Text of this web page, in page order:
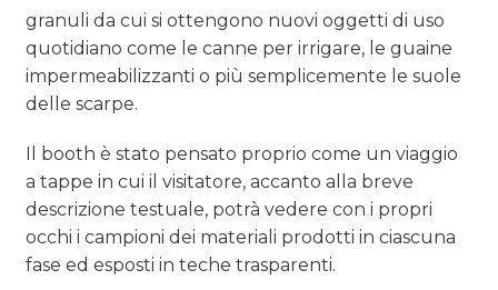
granuli da cui si ottengono nuovi oggetti di uso
quotidiano come le canne per irrigare, le guaine
impermeabilizzanti o più semplicemente le suole
delle scarpe.
Il booth è stato pensato proprio come un viaggio
a tappe in cui il visitatore, accanto alla breve
descrizione testuale, potrà vedere con i propri
occhi i campioni dei materiali prodotti in ciascuna
fase ed esposti in teche trasparenti.